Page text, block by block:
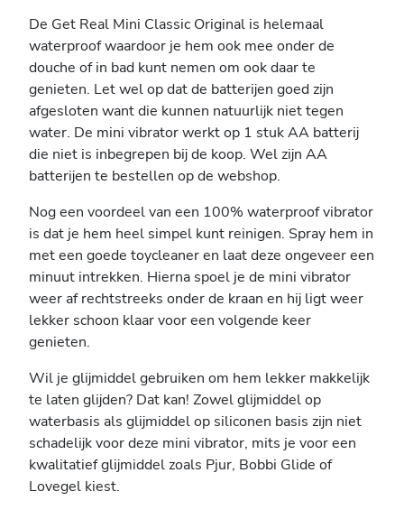
De Get Real Mini Classic Original is helemaal
waterproof waardoor je hem ook mee onder de
douche of in bad kunt nemen om ook daar te
genieten. Let wel op dat de batterijen goed zijn
afgesloten want die kunnen natuurlijk niet tegen
water. De mini vibrator werkt op 1 stuk AA batterij
die niet is inbegrepen bij de koop. Wel zijn AA
batterijen te bestellen op de webshop.
Nog een voordeel van een 100% waterproof vibrator
is dat je hem heel simpel kunt reinigen. Spray hem in
met een goede toycleaner en laat deze ongeveer een
minuut intrekken. Hierna spoel je de mini vibrator
weer af rechtstreeks onder de kraan en hij ligt weer
lekker schoon klaar voor een volgende keer
genieten.
Wil je glijmiddel gebruiken om hem lekker makkelijk
te laten glijden? Dat kan! Zowel glijmiddel op
waterbasis als glijmiddel op siliconen basis zijn niet
schadelijk voor deze mini vibrator, mits je voor een
kwalitatief glijmiddel zoals Pjur, Bobbi Glide of
Lovegel kiest.